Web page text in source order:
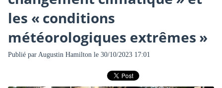
les « conditions
météorologiques extrêmes »
Publié par Augustin Hamilton le 30/10/2023 17:01